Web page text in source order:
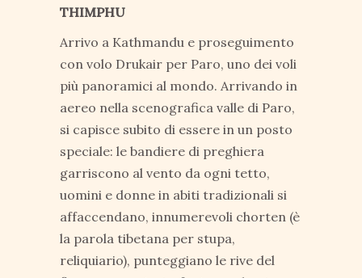
THIMPHU
Arrivo a Kathmandu e proseguimento
con volo Drukair per Paro, uno dei voli
più panoramici al mondo. Arrivando in
aereo nella scenografica valle di Paro,
si capisce subito di essere in un posto
speciale: le bandiere di preghiera
garriscono al vento da ogni tetto,
uomini e donne in abiti tradizionali si
affaccendano, innumerevoli chorten (è
la parola tibetana per stupa,
reliquiario), punteggiano le rive del